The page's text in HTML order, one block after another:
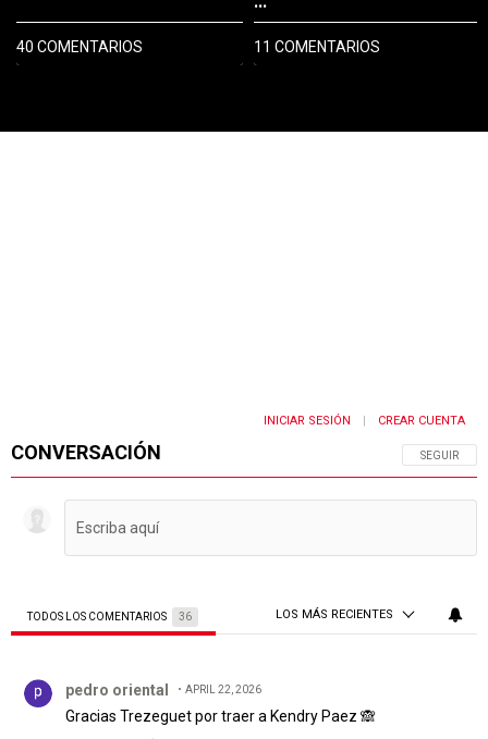
40 COMENTARIOS 11 COMENTARIOS
CONVERSACIÓN SIGA ESTA
SEGUIR
INICIAR SESIÓN CREAR CUENTA
TODOS LOS COMENTARIOS 36 LOS MÁS RECIENTES
pedro oriental APRIL 22, 2026
Gracias Trezeguet por traer a Kendry Paez 🙈